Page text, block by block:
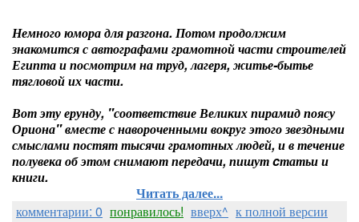
Немного юмора для разгона. Потом продолжим
знакомится с автографами грамотной части строителей
Египта и посмотрим на труд, лагеря, житье-бытье
тягловой их части.
Вот эту ерунду, "соответствие Великих пирамид поясу
Ориона" вместе с навороченными вокруг этого звездными
смыслами постят тысячи грамотных людей, и в течение
полувека об этом снимают передачи, пишут cтатьи и
книги.
Читать далее...
комментарии: 0 понравилось! вверх^ к полной версии